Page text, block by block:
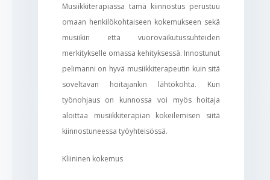
Musiikkiterapiassa tämä kiinnostus perustuu
omaan henkilökohtaiseen kokemukseen sekä
musiikin että vuorovaikutussuhteiden
merkitykselle omassa kehityksessä. Innostunut
pelimanni on hyvä musiikkiterapeutin kuin sitä
soveltavan hoitajankin lähtökohta. Kun
työnohjaus on kunnossa voi myös hoitaja
aloittaa musiikkiterapian kokeilemisen siitä
kiinnostuneessa työyhteisössä.
Kliininen kokemus